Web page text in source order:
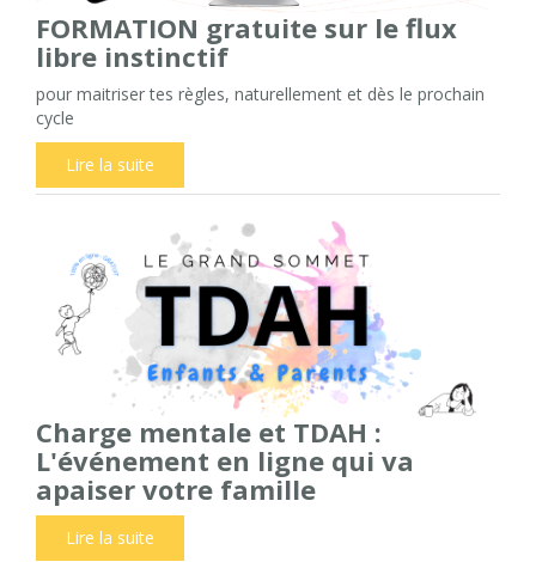
FORMATION gratuite sur le flux
libre instinctif
pour maitriser tes règles, naturellement et dès le prochain
cycle
Lire la suite
Charge mentale et TDAH :
L'événement en ligne qui va
apaiser votre famille
Lire la suite